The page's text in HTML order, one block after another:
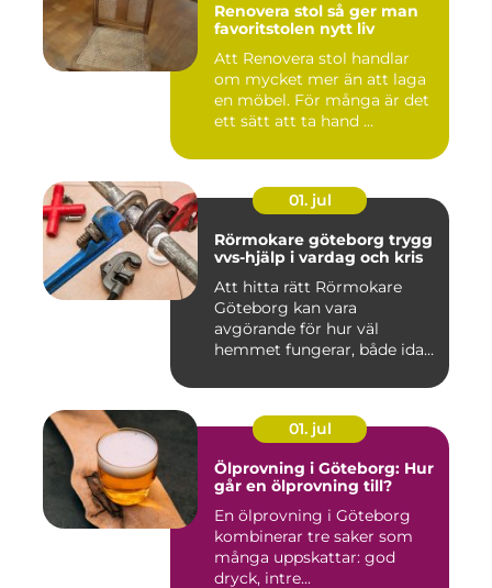
Renovera stol så ger man
favoritstolen nytt liv
Att Renovera stol handlar
om mycket mer än att laga
en möbel. För många är det
ett sätt att ta hand ...
01. jul
Rörmokare göteborg trygg
vvs-hjälp i vardag och kris
Att hitta rätt Rörmokare
Göteborg kan vara
avgörande för hur väl
hemmet fungerar, både idag
01. jul
Ölprovning i Göteborg: Hur
går en ölprovning till?
En ölprovning i Göteborg
kombinerar tre saker som
många uppskattar: god
dryck, intre...